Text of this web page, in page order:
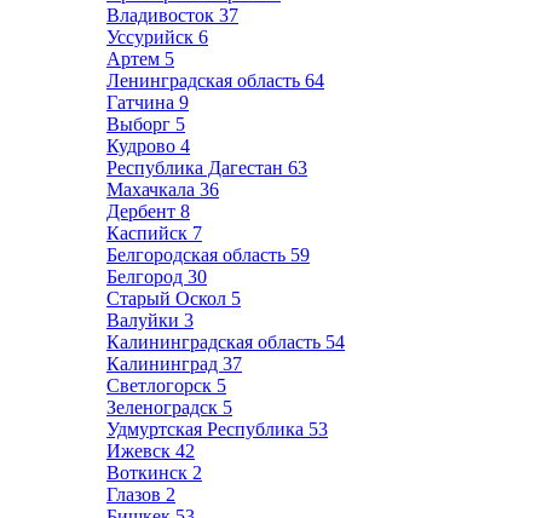
Владивосток 37
Уссурийск 6
Артем 5
Ленинградская область 64
Гатчина 9
Выборг 5
Кудрово 4
Республика Дагестан 63
Махачкала 36
Дербент 8
Каспийск 7
Белгородская область 59
Белгород 30
Старый Оскол 5
Валуйки 3
Калининградская область 54
Калининград 37
Светлогорск 5
Зеленоградск 5
Удмуртская Республика 53
Ижевск 42
Воткинск 2
Глазов 2